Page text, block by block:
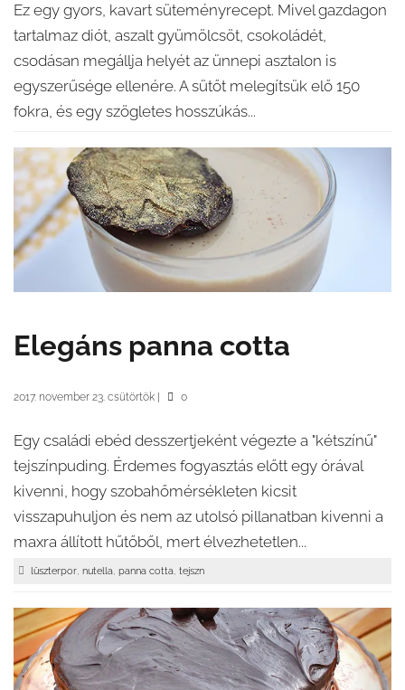
Ez egy gyors, kavart süteményrecept. Mivel gazdagon
tartalmaz diót, aszalt gyümölcsöt, csokoládét,
csodásan megállja helyét az ünnepi asztalon is
egyszerűsége ellenére. A sütőt melegítsük elő 150
fokra, és egy szögletes hosszúkás...
Elegáns panna cotta
2017. november 23. csütörtök 0
Egy családi ebéd desszertjeként végezte a "kétszínű"
tejszínpuding. Érdemes fogyasztás előtt egy órával
kivenni, hogy szobahőmérsékleten kicsit
visszapuhuljon és nem az utolsó pillanatban kivenni a
maxra állított hűtőből, mert élvezhetetlen...
lüszterpor, nutella, panna cotta, tejszn